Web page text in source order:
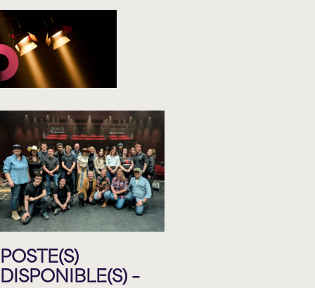
POSTE(S)
DISPONIBLE(S) –